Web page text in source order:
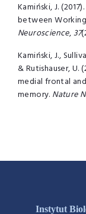
Kamiński, J.
between
Neuroscience,37
Kamiński, J.,
& Rutishauser, U.
medial frontal
memory. Nature
Instytut